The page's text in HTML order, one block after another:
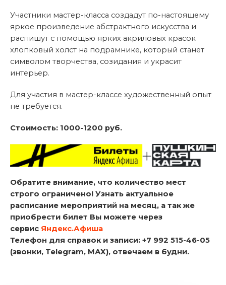
Участники мастер-класса создадут по-настоящему
яркое произведение абстрактного искусства и
распишут с помощью ярких акриловых красок
хлопковый холст на подрамнике, который станет
символом творчества, созидания и украсит
интерьер.
Для участия в мастер-классе художественный опыт
не требуется.
Стоимость: 1000-1200 руб.
Обратите внимание, что количество мест
строго ограничено! Узнать актуальное
расписание мероприятий на месяц, а так же
приобрести билет Вы можете через
сервис Яндекс.Афиша
Телефон для справок и записи: +7 992 515-46-05
(звонки, Telegram, МАХ), отвечаем в будни.